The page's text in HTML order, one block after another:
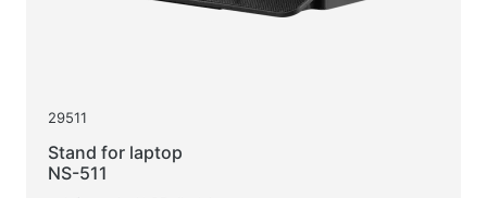
29511
Stand for laptop
NS-511